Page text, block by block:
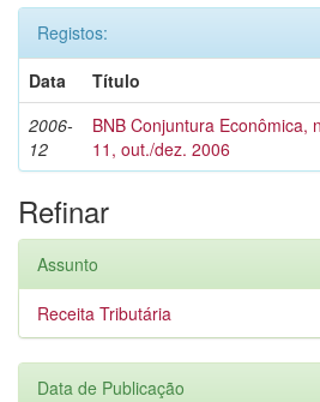
Registos:
Data
Título
2006-
12
BNB Conjuntura Econômica,
11, out./dez. 2006
Refinar
Assunto
Receita Tributária
Data de Publicação